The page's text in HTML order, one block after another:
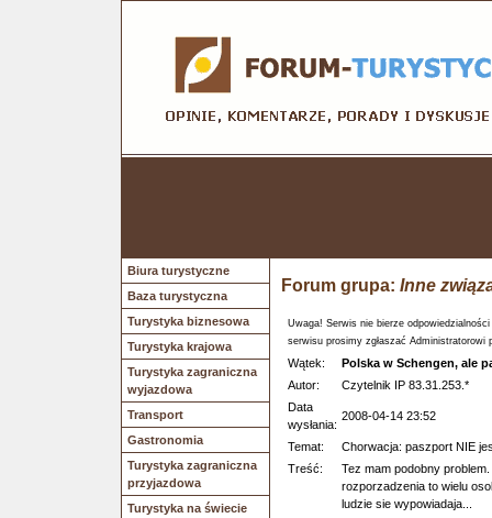
Biura turystyczne
Baza turystyczna
Turystyka biznesowa
Turystyka krajowa
Turystyka zagraniczna
wyjazdowa
Transport
Gastronomia
Turystyka zagraniczna
przyjazdowa
Turystyka na świecie
Forum grupa: Inne
Uwaga! Serwis nie bierze
serwisu prosimy zgłaszać Administratorowi
Wątek:
Polska w Schengen, ale
Autor:
Czytelnik IP 83.31.253.*
Data
wysłania:
2008-04-14 23:52
Temat:
Chorwacja: paszport NIE
Treść:
Tez mam podobny
rozporzadzenia to wielu
ludzie sie wypowiadaja...